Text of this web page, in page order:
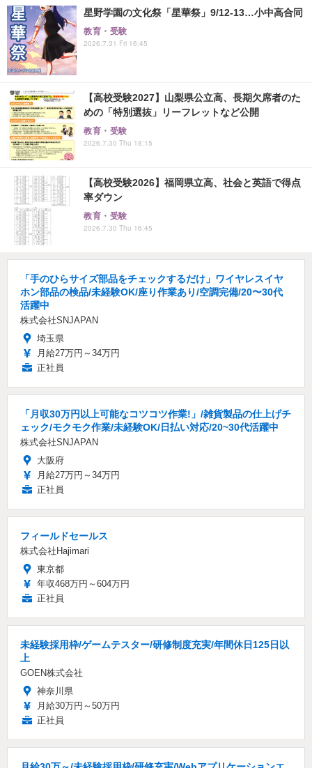
星野学園の文化祭「星華祭」9/12-13…小中高合同
教育・受験
2026.7.31 Fri 16:45
【高校受験2027】山梨県公立高、長期欠席者のた
めの「特別選抜」リーフレットなど公開
教育・受験
2026.7.30 Thu 18:15
【高校受験2026】福岡県立高、社会と英語で得点
率ダウン
教育・受験
2026.7.30 Thu 16:45
「手のひらサイズ部品をチェックするだけ」ワイヤレスイヤ
ホン部品の検品/未経験OK/座り作業あり/空調完備/20〜30代
活躍中
株式会社SNJAPAN
埼玉県
月給27万円～34万円
正社員
「月収30万円以上可能なコツコツ作業!」/雑貨製品の仕上げチ
ェック/モクモク作業/未経験OK/日払い対応/20~30代活躍中
株式会社SNJAPAN
大阪府
月給27万円～34万円
正社員
フィールドセールス
株式会社Hajimari
東京都
年収468万円～604万円
正社員
未経験採用枠/ゲームテスター/研修制度充実/年間休日125日以
上
GOEN株式会社
神奈川県
月給30万円～50万円
正社員